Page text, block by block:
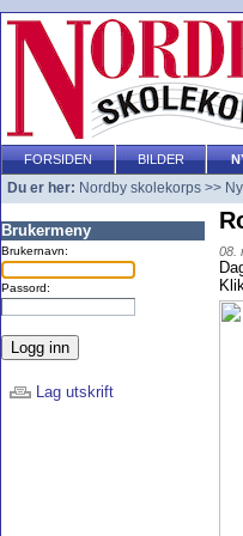
FORSIDEN BILDER
Du er her: Nordby skolekorps >>
Brukermeny
Brukernavn:
Passord:
Lag utskrift
08.